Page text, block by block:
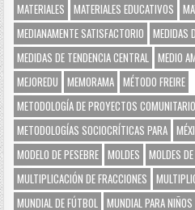
MATERIALES
MATERIALES EDUCATIVOS
MEDIANAMENTE SATISFACTORIO
MEDIDAS
MEDIDAS DE TENDENCIA CENTRAL MEDIO
MEJOREDU
MEMORAMA MÉTODO FREIRE
METODOLOGÍA DE PROYECTOS
METODOLOGÍAS SOCIOCRÍTICAS PARA
MODELO DE PESEBRE MOLDES MOLDES
MULTIPLICACIÓN DE FRACCIONES
MUNDIAL DE FÚTBOL MUNDIAL PARA NIÑOS